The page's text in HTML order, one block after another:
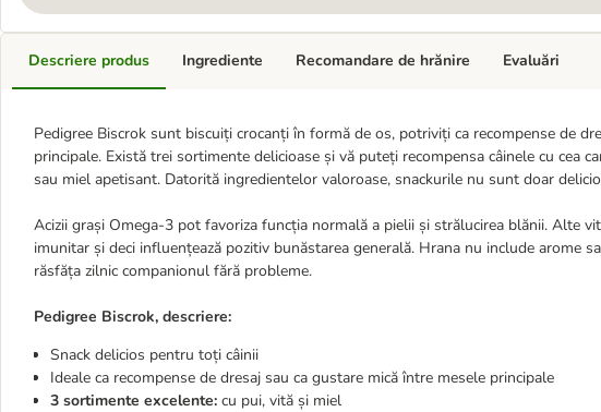
Descriere produs
Pedigree Biscrok sunt biscuiți crocanți în formă de os, potriviți ca recompense de
principale. Există trei sortimente delicioase și vă puteți recompensa câinele cu cea
sau miel apetisant. Datorită ingredientelor valoroase, snackurile nu sunt doar
Acizii grași Omega-3 pot favoriza funcția normală a pielii și strălucirea blănii. Alte
imunitar și deci influențează pozitiv bunăstarea generală. Hrana nu include arome
răsfăța zilnic companionul fără probleme.
Pedigree Biscrok, descriere:
Snack delicios pentru toți câinii
Ideale ca recompense de dresaj sau ca gustare mică între mesele principale
3 sortimente excelente: cu pui, vită și miel
Ingrediente Recomandare de hrănire Evaluări